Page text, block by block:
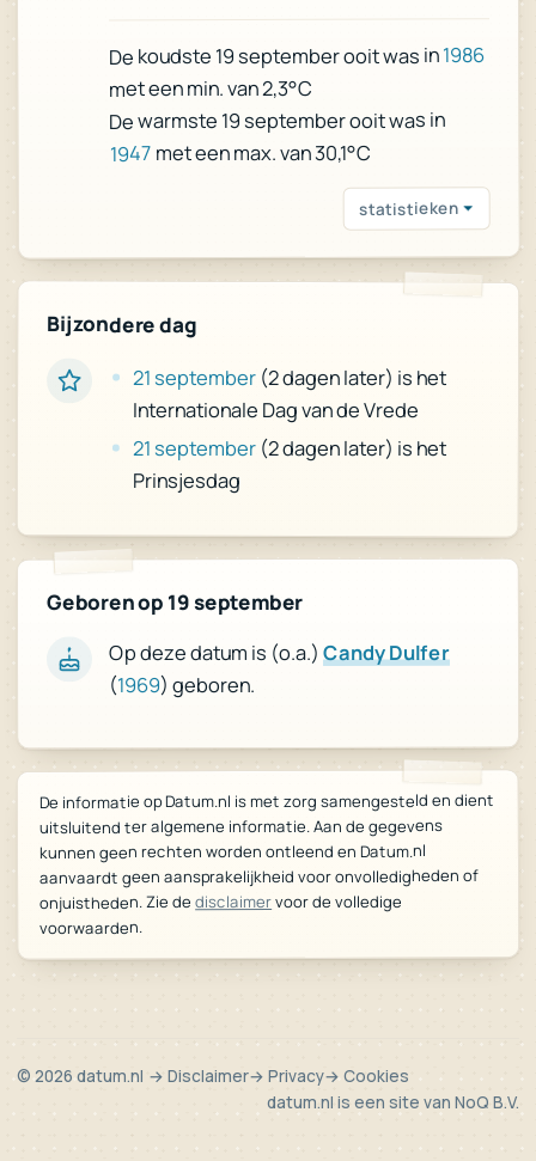
De koudste 19 september ooit was in1986
met een min. van 2,3°C
De warmste 19 september ooit was in
1947 met een max. van 30,1°C
statistieken
Bijzondere dag
21 september (2 dagen later) is het
Internationale Dag van de Vrede
21 september(2 dagen later) is het
Prinsjesdag
Geboren op 19 september
Op deze datum is (o.a.)Candy Dulfer
(1969) geboren.
De informatie op Datum.nl is met zorg samengesteld en dient
uitsluitend ter algemene informatie. Aan de gegevens
kunnen geen rechten worden ontleend en Datum.nl
aanvaardt geen aansprakelijkheid voor onvolledigheden of
onjuistheden. Zie dedisclaimervoor de volledige
voorwaarden.
© 2026 datum.nl → Disclaimer→ Privacy→ Cookies
datum.nl is een site van NoQ B.V.